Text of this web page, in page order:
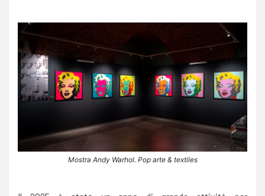
Mostra Andy Warhol. Pop arte & textiles